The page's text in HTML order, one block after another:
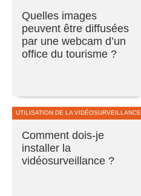
Quelles images
peuvent être diffusées
par une webcam d’un
office du tourisme ?
UTILISATION DE LA VIDÉOSURVEILLANCE
Comment dois-je
installer la
vidéosurveillance ?